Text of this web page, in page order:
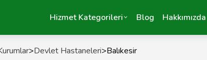
Hizmet Kategorileri Blog Hakkımızda
>Devlet Hastaneleri>Balıkesir